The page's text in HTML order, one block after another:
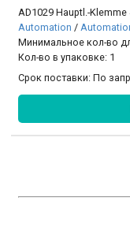
AD1029 Hauptl.-
Automation /
Минимальное кол-во
Кол-во в упаковке: 1
Срок поставки:По